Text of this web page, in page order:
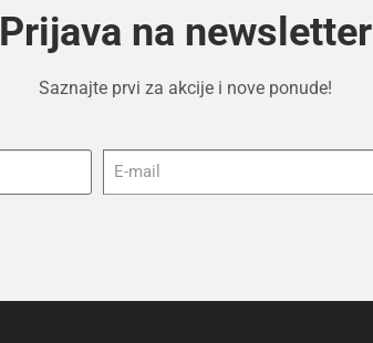
Prijava na newsletter
Saznajte prvi za akcije i nove ponude!